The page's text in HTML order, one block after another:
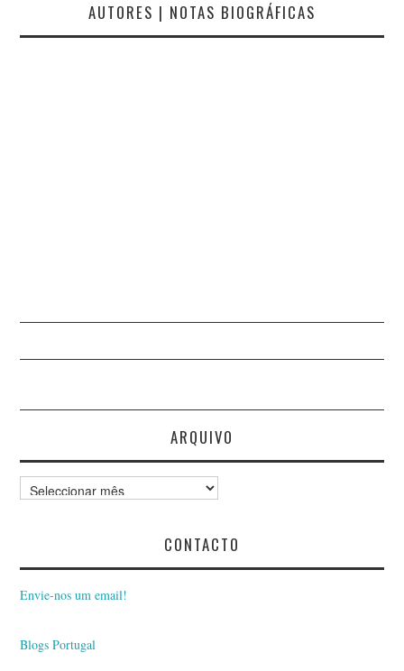
AUTORES | NOTAS BIOGRÁFICAS
ARQUIVO
Arquivo
CONTACTO
Envie-nos um email!
Blogs Portugal